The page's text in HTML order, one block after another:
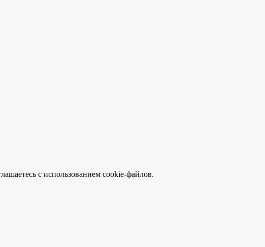
с использованием cookie-файлов.